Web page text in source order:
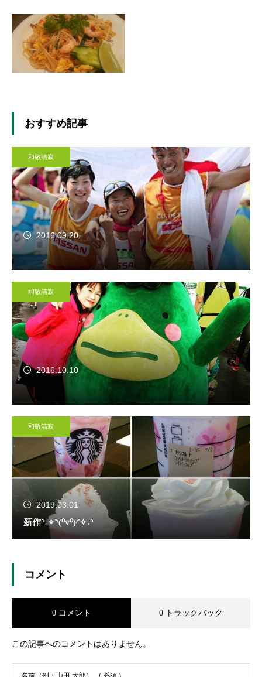
おすすめ記事
和敬清寂
2016.09.20
和敬清寂
2016.10.10
和敬清寂
2019.03.01
新作°˖✧◝(⁰▿⁰)◜✧˖°
コメント
0 コメント 0 トラックバック
この記事へのコメントはありません。